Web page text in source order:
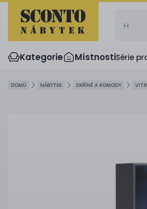
Kategorie MístnostiSérie
DOMŮ NÁBYTEK SKŘÍNĚ A KOMODY